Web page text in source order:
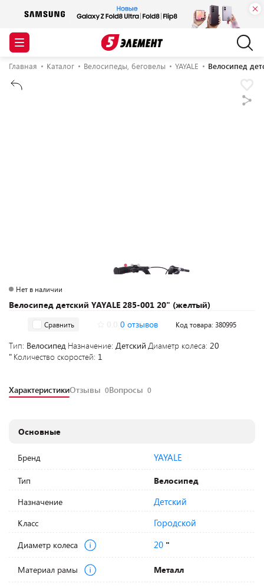
Главная Каталог Велосипеды, беговелы YAYALE Велосипед
Велосипед детский YAYALE 285-001 20" (желтый)
Нет в наличии
Сравнить 0 отзывов Код товара: 380995
Тип: Велосипед Назначение: Детский Диаметр колеса: 20
" Количество скоростей: 1
ХарактеристикиОтзывы 0Вопросы 0
Основные
Бренд YAYALE
Тип
Велосипед
Назначение
Детский
Класс Городской
Диаметр колеса 20 "
Материал рамы Металл